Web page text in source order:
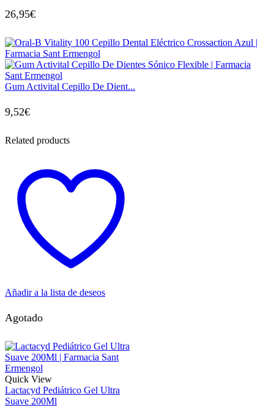
26,95€
Gum Activital Cepillo De Dient...
9,52€
Related products
Añadir a la lista de deseos
Agotado
Quick View
Lactacyd Pediátrico Gel Ultra
Suave 200Ml